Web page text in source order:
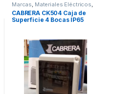
Marcas Materiales Eléctricos
Plásticos Cabrera, Seguridad ,
Tableros y Gabinetes
CABRERA CK504 Caja de
Superficie 4 Bocas IP65